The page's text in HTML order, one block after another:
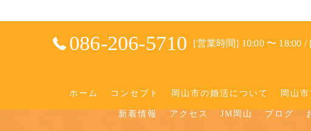
086-206-5710 [営業時間] 10:00 〜 18:00 /
ホーム コンセプト 岡山市の婚活について 岡山
新着情報 アクセス JM岡山 ブログ